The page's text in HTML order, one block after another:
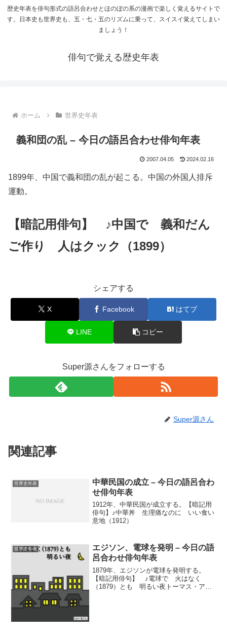
歴史年表を俳句形式の語呂合わせとほのぼの系の漫画で楽しく覚えるサイトで
す。日本史も世界史も、五・七・五のリズムに乗って、スイスイ覚えてしまい
ましょう！
俳句で覚える歴史年表
ホーム 世界史年表
義和団の乱 – 今日の語呂合わせ俳句年表
2007.04.05 2024.02.16
1899年、中国で義和団の乱が起こる。中国の外国人排斥
運動。
【暗記用俳句】 ♪中国で 義和だん
ご作り 人はクック（1899）
シェアする
X Facebook はてブ
LINE コピー
Super源さんをフォローする
Super源さん
関連記事
世界史年表
中華民国の成立 – 今日の語呂合わ
せ俳句年表
1912年、中華民国が成立する。【暗記用
俳句】♪中華丼 生理痛なのに いい食い
意地（1912）
世界史年表
エジソン、電球を発明 – 今日の語
呂合わせ俳句年表
1879年、エジソンが電球を発明する。
【暗記用俳句】 ♪電球で 火はなく
（1879）とも 明るい夜トーマス・アル